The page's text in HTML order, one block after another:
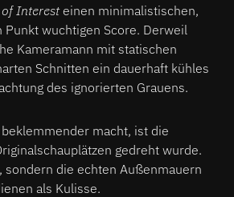
of Interesteinen minimalistischen,
Punkt wuchtigen Score. Derweil
Kameramann mit statischen
Schnitten ein dauerhaft kühles
des ignorierten Grauens.
macht, ist die
gedreht wurde.
sondern die echten Außenmauern
als Kulisse.